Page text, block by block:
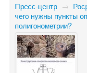
Пресс-центр →
чего нужны пункты
полигонометрии?